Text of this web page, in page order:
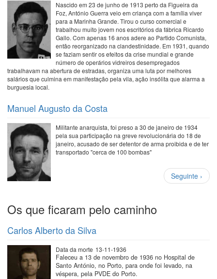
Nascido em 23 de junho de 1913 perto da Figueira da
Foz, António Guerra veio em criança com a família viver
para a Marinha Grande. Tirou o curso comercial e
trabalhou muito jovem nos escritórios da fábrica Ricardo
Gallo. Com apenas 16 anos adere ao Partido Comunista,
então reorganizado na clandestinidade. Em 1931, quando
se faziam sentir os efeitos da crise mundial e grande
número de operários vidreiros desempregados
trabalhavam na abertura de estradas, organiza uma luta por melhores
salários que culmina em manifestação pela vila, ação insólita que alarma a
burguesia local.
Manuel Augusto da Costa
Militante anarquista, foi preso a 30 de janeiro de 1934
pela sua participação na greve revolucionária do 18 de
janeiro, acusado de ser detentor de arma proibida e de ter
transportado "cerca de 100 bombas"
Paginação
Próxima
página
Seguinte ›
Os que ficaram pelo caminho
Carlos Alberto da Silva
Data da morte 13-11-1936
Faleceu a 13 de novembro de 1936 no Hospital de
Santo António, no Porto, para onde foi levado, na
véspera, pela PVDE do Porto.